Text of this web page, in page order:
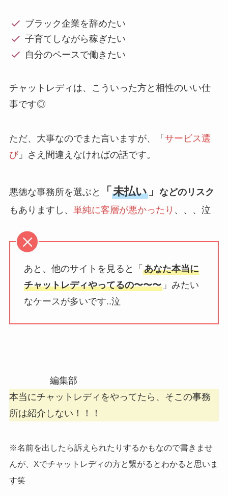
ブラック企業を辞めたい
子育てしながら稼ぎたい
自分のペースで働きたい
チャットレディは、こういった方と相性のいい仕
事です◎
ただ、大事なのでまた言いますが、「 サービス選
び」さえ間違えなければの話です。
悪徳な事務所を選ぶと 「 未払い」 などのリスク
もありますし、 単純に客層が悪かったり 、、、泣
あと、他のサイトを見ると「 あなた本当に
チャットレディやってるの〜〜〜」みたい
なケースが多いです..泣
編集部
本当にチャットレディをやってたら、そこの事務
所は紹介しない！！！
※名前を出したら訴えられたりするかもなので書きませ
んが、Xでチャットレディの方と繋がるとわかると思いま
す笑